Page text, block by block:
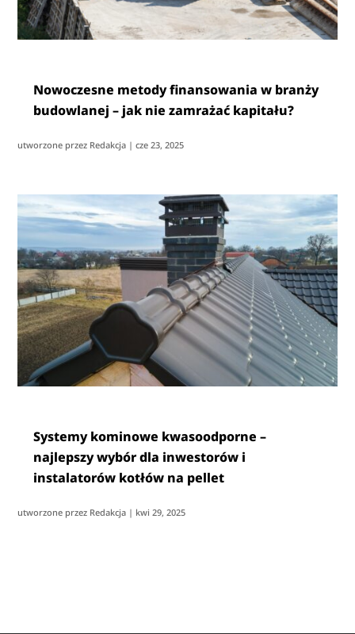
Nowoczesne metody finansowania w branży
budowlanej – jak nie zamrażać kapitału?
utworzone przez Redakcja |cze 23, 2025
Systemy kominowe kwasoodporne –
najlepszy wybór dla inwestorów i
instalatorów kotłów na pellet
utworzone przez Redakcja | kwi 29, 2025